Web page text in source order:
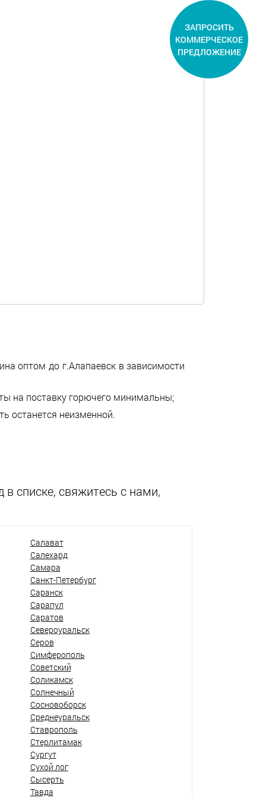
оптом до г.Алапаевск в зависимости
на поставку горючего минимальны;
останется неизменной.
списке, свяжитесь с нами,
Салават
Салехард
Самара
Санкт-Петербург
Саранск
Сарапул
Саратов
Североуральск
Серов
Симферополь
Советский
Соликамск
Солнечный
Сосновоборск
Среднеуральск
Ставрополь
Стерлитамак
Сургут
Сухой лог
Сысерть
Тавда
ЗАПРОСИТЬ
КОММЕРЧЕСКОЕ
ПРЕДЛОЖЕНИЕ